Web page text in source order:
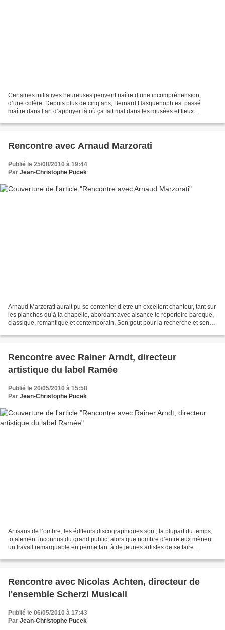
Certaines initiatives heureuses peuvent naître d’une incompréhension,
d’une colère. Depuis plus de cinq ans, Bernard Hasquenoph est passé
maître dans l’art d’appuyer là où ça fait mal dans les musées et lieux
Rencontre avec Arnaud Marzorati
Publié le 25/08/2010 à 19:44
Par Jean-Christophe Pucek
Arnaud Marzorati aurait pu se contenter d’être un excellent chanteur, tant sur
les planches qu’à la chapelle, abordant avec aisance le répertoire baroque,
classique, romantique et contemporain. Son goût pour la recherche et son
Rencontre avec Rainer Arndt, directeur
artistique du label Ramée
Publié le 20/05/2010 à 15:58
Par Jean-Christophe Pucek
Artisans de l’ombre, les éditeurs discographiques sont, la plupart du temps,
totalement inconnus du grand public, alors que nombre d’entre eux mènent
un travail remarquable en permettant à de jeunes artistes de se faire
Rencontre avec Nicolas Achten, directeur de
l'ensemble Scherzi Musicali
Publié le 06/05/2010 à 17:43
Par Jean-Christophe Pucek